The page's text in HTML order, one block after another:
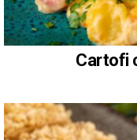
Cartofi